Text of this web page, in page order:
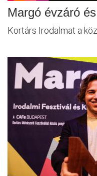
Margó évzáró
Kortárs Irodalmat a